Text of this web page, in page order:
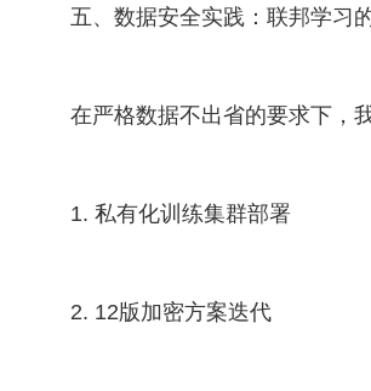
五、数据安全实践：联邦学习
在严格数据不出省的要求下，
1. 私有化训练集群部署
2. 12版加密方案迭代